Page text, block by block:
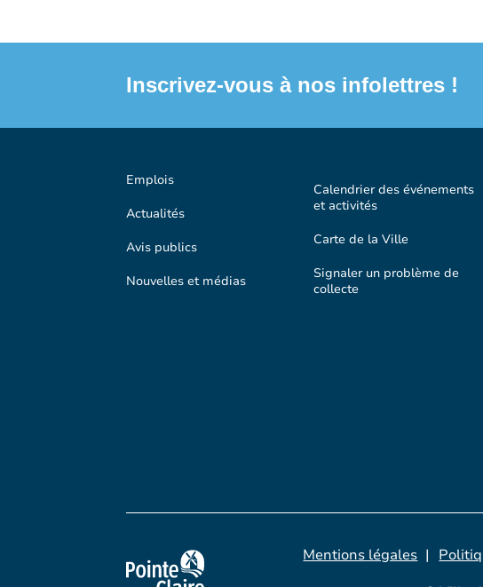
Inscrivez-vous à nos infolettres !
Emplois
Actualités
Avis publics
Nouvelles et médias
Calendrier des événements
et activités
Carte de la Ville
Signaler un problème de
collecte
Mentions légales